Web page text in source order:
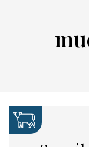
Twoje dane